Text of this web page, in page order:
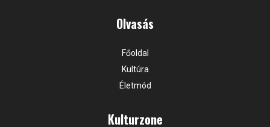
Olvasás
Főoldal
Kultúra
Életmód
Kulturzone